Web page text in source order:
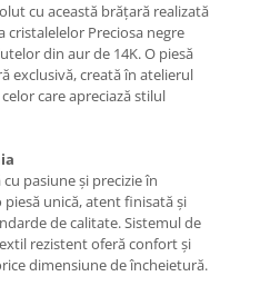
cu această brățară realizată
cristalelelor Preciosa negre
din aur de 14K. O piesă
exclusivă, creată în atelierul
celor care apreciază stilul
pasiune și precizie în
unică, atent finisată și
de calitate. Sistemul de
rezistent oferă confort și
dimensiune de încheietură.